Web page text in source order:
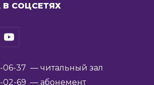
В СОЦСЕТЯХ
06-37 — читальный зал
02-69 — абонемент